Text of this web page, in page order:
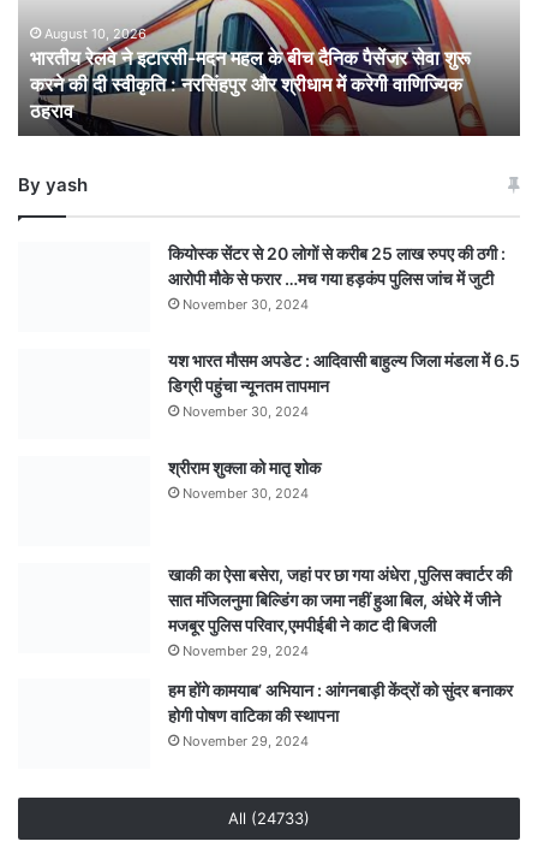
बीच
दैनिक
पैसेंजर
सेवा
करने
की
August 10, 2026
भारतीय रेलवे ने इटारसी-मदन महल के बीच दैनिक पैसेंजर सेवा शुरू
करने की दी स्वीकृति : नरसिंहपुर और श्रीधाम में करेगी वाणिज्यिक
ठहराव
By yash
कियोस्क सेंटर से 20 लोगों से करीब 25 लाख रुपए की ठगी :
आरोपी मौके से फरार …मच गया हड़कंप पुलिस जांच में जुटी
November 30, 2024
यश भारत मौसम अपडेट : आदिवासी बाहुल्य जिला मंडला में 6.5
डिग्री पहुंचा न्यूनतम तापमान
November 30, 2024
श्रीराम शुक्ला को मातृ शोक
November 30, 2024
खाकी का ऐसा बसेरा, जहां पर छा गया अंधेरा ,पुलिस क्वार्टर की
सात मंजिलनुमा बिल्डिंग का जमा नहीं हुआ बिल, अंधेरे में जीने
मजबूर पुलिस परिवार,एमपीईबी ने काट दी बिजली
November 29, 2024
हम होंगे कामयाब’ अभियान : आंगनबाड़ी केंद्रों को सुंदर बनाकर
होगी पोषण वाटिका की स्थापना
November 29, 2024
All (24733)